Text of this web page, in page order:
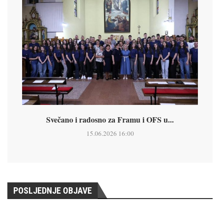
Svečano i radosno za Framu i OFS u...
15.06.2026 16:00
POSLJEDNJE OBJAVE